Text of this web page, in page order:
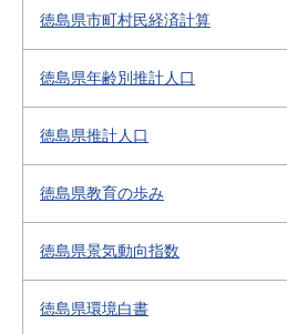
徳島県市町村民経済計算
徳島県年齢別推計人口
徳島県推計人口
徳島県教育の歩み
徳島県景気動向指数
徳島県環境白書